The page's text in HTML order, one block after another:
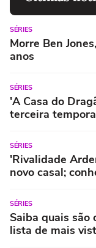
SÉRIES
Morre Ben
anos
SÉRIES
'A Casa do
terceira
SÉRIES
'Rivalidade
novo casal;
SÉRIES
Saiba quais são
lista de mais